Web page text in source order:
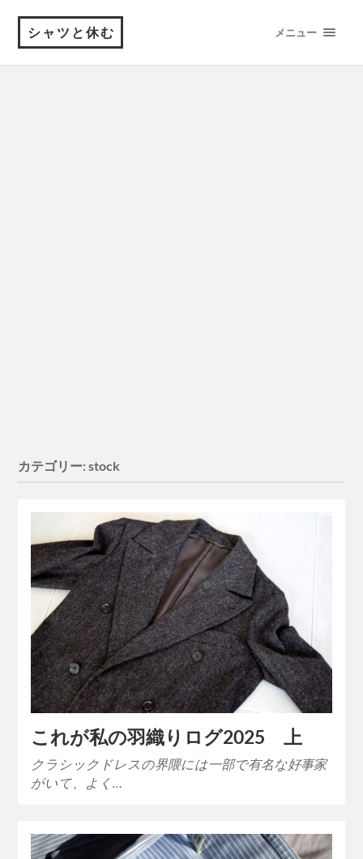
シャツと休む メニュー
カテゴリー:stock
これが私の羽織りログ2025 上
クラシックドレスの界隈には一部で有名な好事家
がいて、よく…